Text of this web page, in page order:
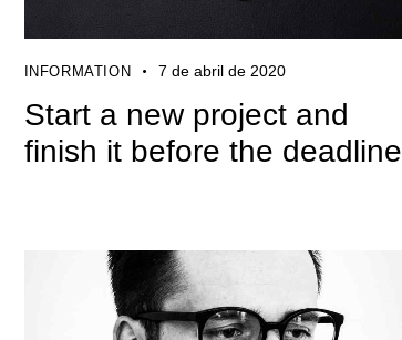
INFORMATION 7 de abril de 2020
Start a new project and
finish it before the deadline